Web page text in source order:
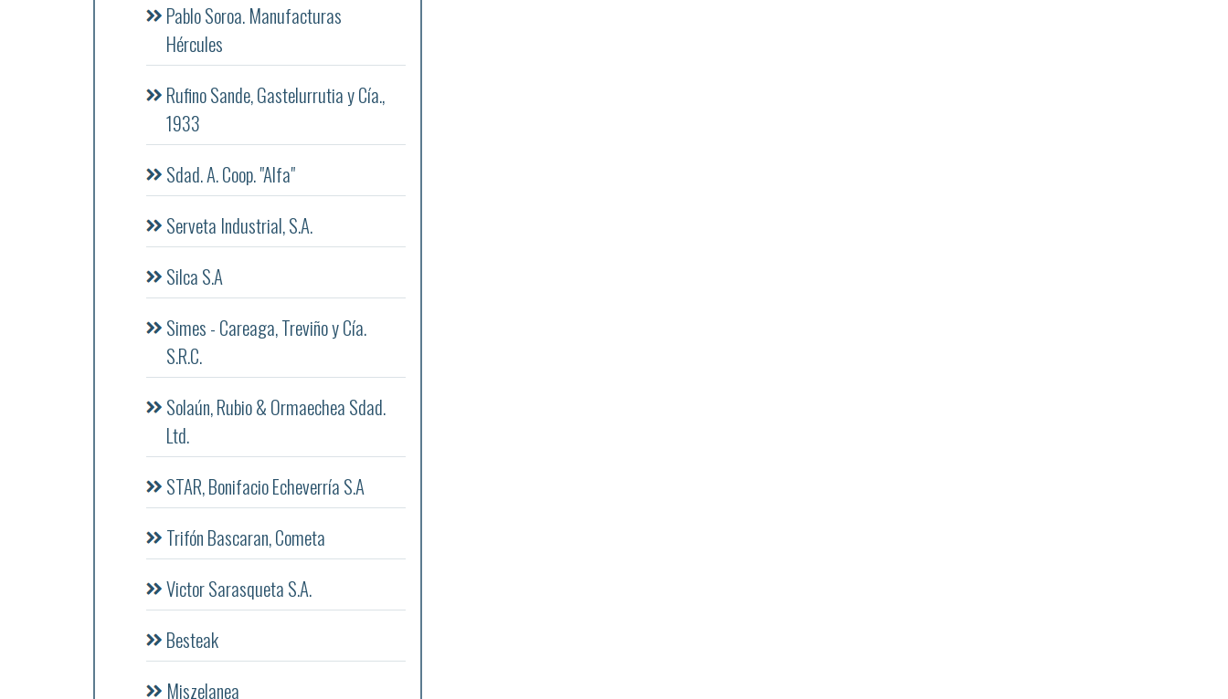
Pablo Soroa. Manufacturas
Hércules
Rufino Sande, Gastelurrutia y Cía.,
1933
Sdad. A. Coop. "Alfa"
Serveta Industrial, S.A.
Silca S.A
Simes - Careaga, Treviño y Cía.
S.R.C.
Solaún, Rubio & Ormaechea Sdad.
Ltd.
STAR, Bonifacio Echeverría S.A
Trifón Bascaran, Cometa
Victor Sarasqueta S.A.
Besteak
Miszelanea